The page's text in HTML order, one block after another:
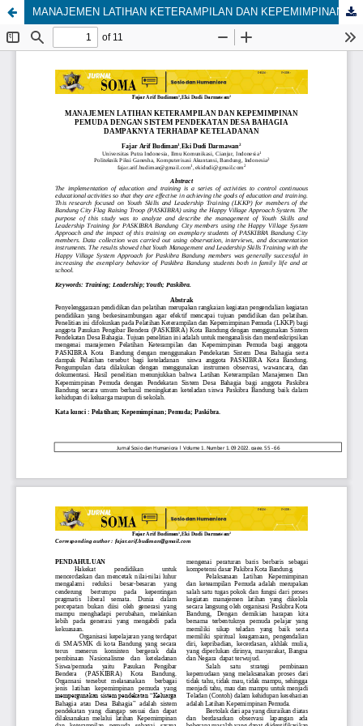
MANAJEMEN LATIHAN KETERAMPILAN DAN KEPEMIMPINAN PEMUDA DENGAN SISTEM PENDEKATAN DESA BAHAGIA DAMPAKNYA TERHADAP KETELADANAN